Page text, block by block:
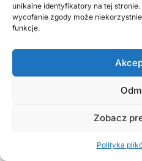
unikalne identyfikatory na tej
wycofanie zgody może
funkcje.
Zobacz
Polityka